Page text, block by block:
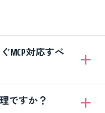
MCP対応すべ
予約件数が多く人手がか
ですか？